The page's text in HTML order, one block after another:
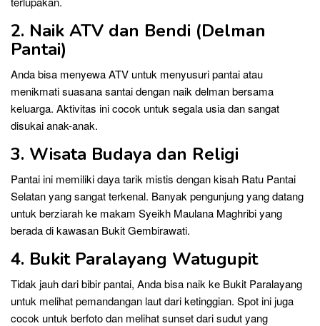
2. Naik ATV dan Bendi (Delman
Pantai)
Anda bisa menyewa ATV untuk menyusuri pantai atau
menikmati suasana santai dengan naik delman bersama
keluarga. Aktivitas ini cocok untuk segala usia dan sangat
disukai anak-anak.
3. Wisata Budaya dan Religi
Pantai ini memiliki daya tarik mistis dengan kisah Ratu Pantai
Selatan yang sangat terkenal. Banyak pengunjung yang datang
untuk berziarah ke makam Syeikh Maulana Maghribi yang
berada di kawasan Bukit Gembirawati.
4. Bukit Paralayang Watugupit
Tidak jauh dari bibir pantai, Anda bisa naik ke Bukit Paralayang
untuk melihat pemandangan laut dari ketinggian. Spot ini juga
cocok untuk berfoto dan melihat sunset dari sudut yang